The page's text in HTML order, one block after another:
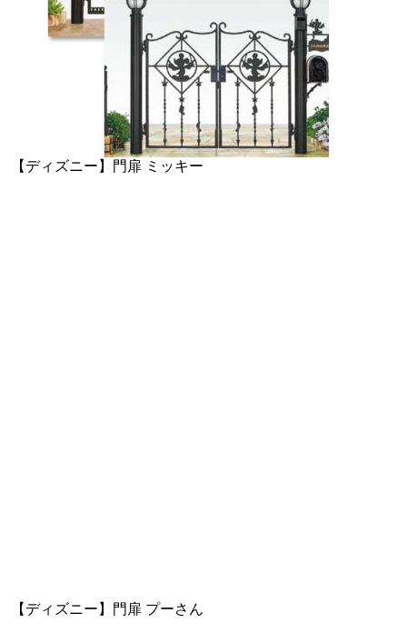
【ディズニー】門扉 ミッキー
【ディズニー】門扉 プーさん